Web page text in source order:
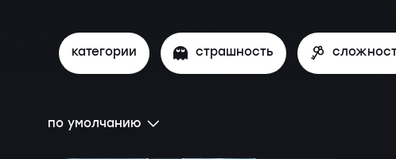
категории страшность
по умолчанию